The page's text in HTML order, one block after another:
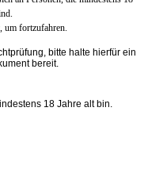
um fortzufahren.
bitte halte hierfür ein
bereit.
18 Jahre alt bin.